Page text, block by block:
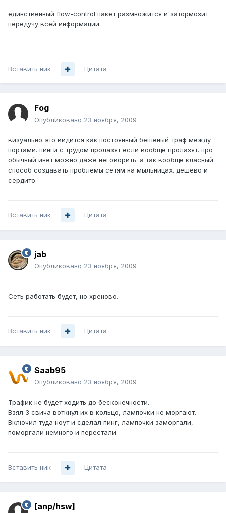
единственный flow-control пакет размножится и затормозит
передучу всей информации.
Вставить ник Цитата
Fog
Опубликовано 23 ноября, 2009
визуально это видится как постоянный бешеный траф между
портами. пинги с трудом пролазят если вообще пролазят. про
обычный инет можно даже неговорить. а так вообще класный
способ создавать проблемы сетям на мыльницах. дешево и
сердито.
Вставить ник Цитата
jab
Опубликовано 23 ноября, 2009
Сеть работать будет, но хреново.
Вставить ник Цитата
Saab95
Опубликовано 23 ноября, 2009
Трафик не будет ходить до бесконечности.
Взял 3 свича воткнул их в кольцо, лампочки не моргают.
Включил туда ноут и сделал пинг, лампочки заморгали,
поморгали немного и перестали.
Вставить ник Цитата
[anp/hsw]